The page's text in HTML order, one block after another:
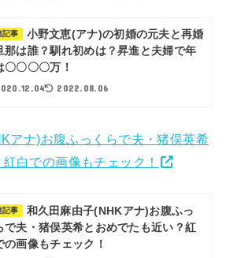
記事
小野文恵(アナ)の初婚の元夫と再婚
那は誰？馴れ初めは？昇進と夫婦で年
〇〇〇〇万！
2022.08.06
アナ)お腹ふっくらで夫・猪俣英希
白での画像もチェック！
記事
和久田麻由子(NHKアナ)お腹ふっ
で夫・猪俣英希とおめでたも近い？紅
の画像もチェック！